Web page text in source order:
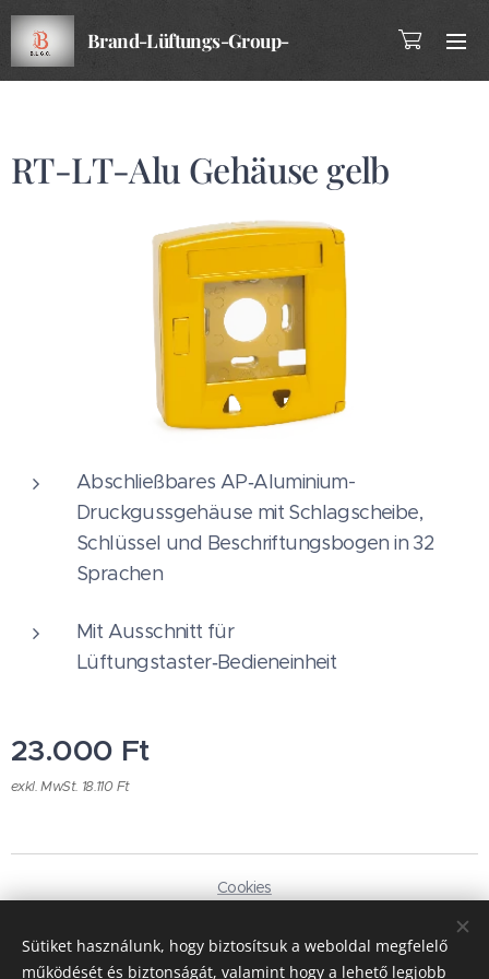
Brand-Lüftungs-Group-
RT-LT-Alu Gehäuse gelb
Abschließbares AP‑Aluminium-
Druckgussgehäuse mit Schlagscheibe,
Schlüssel und Beschriftungsbogen in 32
Sprachen
Mit Ausschnitt für
Lüftungstaster‑Bedieneinheit
23.000 Ft
exkl. MwSt. 18.110 Ft
Cookies
Magyar
Deutsch
Sütiket használunk, hogy biztosítsuk a weboldal megfelelő
működését és biztonságát, valamint hogy a lehető legjobb